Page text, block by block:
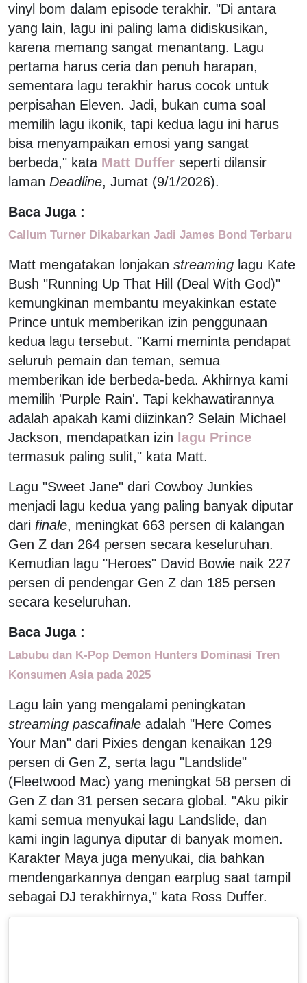
vinyl bom dalam episode terakhir. "Di antara
yang lain, lagu ini paling lama didiskusikan,
karena memang sangat menantang. Lagu
pertama harus ceria dan penuh harapan,
sementara lagu terakhir harus cocok untuk
perpisahan Eleven. Jadi, bukan cuma soal
memilih lagu ikonik, tapi kedua lagu ini harus
bisa menyampaikan emosi yang sangat
berbeda," kata Matt Duffer seperti dilansir
laman Deadline, Jumat (9/1/2026).
Baca Juga :
Callum Turner Dikabarkan Jadi James Bond Terbaru
Matt mengatakan lonjakan streaming lagu Kate
Bush "Running Up That Hill (Deal With God)"
kemungkinan membantu meyakinkan estate
Prince untuk memberikan izin penggunaan
kedua lagu tersebut. "Kami meminta pendapat
seluruh pemain dan teman, semua
memberikan ide berbeda-beda. Akhirnya kami
memilih 'Purple Rain'. Tapi kekhawatirannya
adalah apakah kami diizinkan? Selain Michael
Jackson, mendapatkan izin lagu Prince
termasuk paling sulit," kata Matt.
Lagu "Sweet Jane" dari Cowboy Junkies
menjadi lagu kedua yang paling banyak diputar
dari finale, meningkat 663 persen di kalangan
Gen Z dan 264 persen secara keseluruhan.
Kemudian lagu "Heroes" David Bowie naik 227
persen di pendengar Gen Z dan 185 persen
secara keseluruhan.
Baca Juga :
Labubu dan K-Pop Demon Hunters Dominasi Tren
Konsumen Asia pada 2025
Lagu lain yang mengalami peningkatan
streaming pascafinale adalah "Here Comes
Your Man" dari Pixies dengan kenaikan 129
persen di Gen Z, serta lagu "Landslide"
(Fleetwood Mac) yang meningkat 58 persen di
Gen Z dan 31 persen secara global. "Aku pikir
kami semua menyukai lagu Landslide, dan
kami ingin lagunya diputar di banyak momen.
Karakter Maya juga menyukai, dia bahkan
mendengarkannya dengan earplug saat tampil
sebagai DJ terakhirnya," kata Ross Duffer.